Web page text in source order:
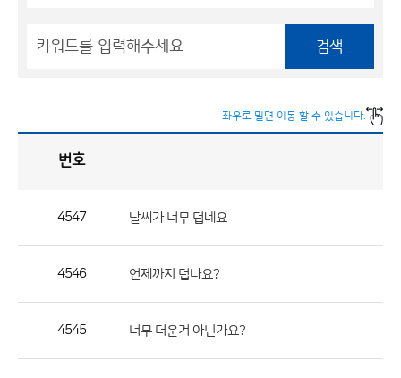
검색
좌우로 밀면 이동 할 수 있습니다.
론
번호
4547 날씨가 너무 덥네요
4546 언제까지 덥나요?
4545 너무 더운거 아닌가요?